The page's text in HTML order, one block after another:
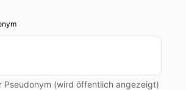
Pseudonym (wird öffentlich angezeigt)